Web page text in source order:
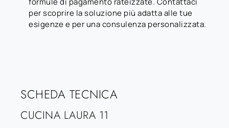
per scoprire la soluzione più adatta alle tue
esigenze e per una consulenza personalizzata.
SCHEDA TECNICA
CUCINA LAURA 11